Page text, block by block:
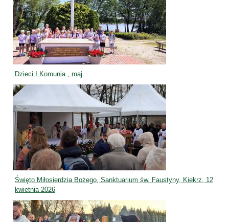
Dzieci I Komunia , maj
Święto Miłosierdzia Bożego, Sanktuarium św. Faustyny, Kiekrz, 12
kwietnia 2026